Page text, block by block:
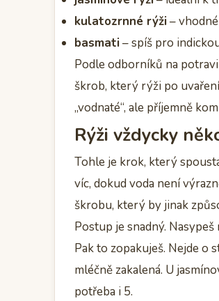
kulatozrnné rýži–
basmati– spíš pro
Podle odborníků na
škrob, který rýži po
„vodnaté“, ale příjemně
Rýži vždycky
Tohle je krok, který
víc, dokud voda není
škrobu, který by jinak
Postup je snadný.
Pak to zopakuješ. Nejde o
mléčně zakalená. U
potřeba i 5.